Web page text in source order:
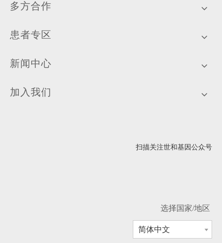
多方合作
患者专区
新闻中心
加入我们
扫描关注世和基因公众号
选择国家/地区
简体中文